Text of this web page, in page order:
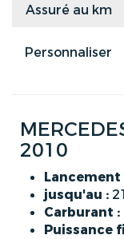
Assuré au km
Personnaliser
2010
Lancement
jusqu'au :
Carburant :
Puissance